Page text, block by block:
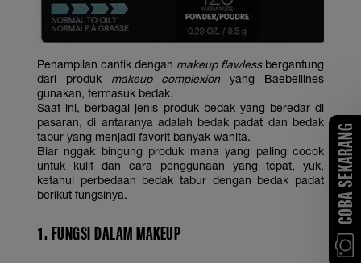
Penampilan cantik dengan makeup flawlessbergantung
dari produk makeup complexion yang Baebellines
gunakan, termasuk bedak.
Saat ini, berbagai jenis produk bedak yang beredar di
pasaran, di antaranya adalah bedak padat dan bedak
tabur yang menjadi favorit banyak wanita.
Biar nggak bingung produk mana yang paling cocok
untuk kulit dan cara penggunaan yang tepat, yuk,
ketahui perbedaan bedak tabur dengan bedak padat
berikut fungsinya.
1. FUNGSI DALAM MAKEUP
COBA SEKARANG